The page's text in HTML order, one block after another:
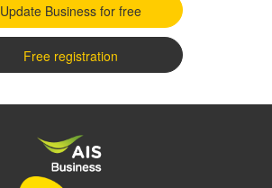
Update Business for free
Free registration